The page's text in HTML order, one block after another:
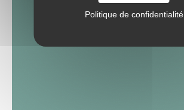
Politique de confidentialité